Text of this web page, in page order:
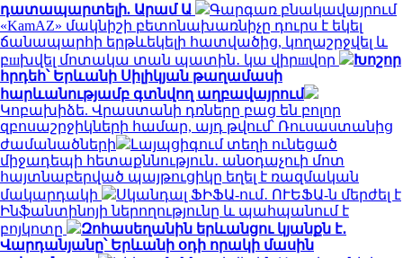
դատապարտելի. Արամ Ա
Գարգառ բնակավայրում
«KamAZ» մակնիշի բետոնախառնիչը դուրս է եկել
ճանապարհի երթևեկելի հատվածից, կողաշրջվել և
բшխվել մոտակա տան պատին․ կա վիրшվոր
Խոշոր
հրդեհ՝ Երևանի Սիլիկյան թաղամասի
հարևանությամբ գտնվող աղբավայրում
Կոբախիձե. Վրաստանի դռները բաց են բոլոր
զբոսաշրջիկների համար, այդ թվում՝ Ռուսաստանից
ժամանածների
Լայպցիգում տեղի ունեցած
միջադեպի հետաքննություն․ անօդաչուի մոտ
հայտնաբերված պայթուցիկը եղել է ռազմական
մակարդակի
Սկանդալ ՖԻՖԱ-ում․ ՈՒԵՖԱ-ն մերժել է
Ինֆանտինոյի ներողությունը և պահպանում է
բոյկոտը
Զոհասեղանին երևանցու կյանքն է․
Վարդանյանը՝ Երևանի օդի որակի մասին